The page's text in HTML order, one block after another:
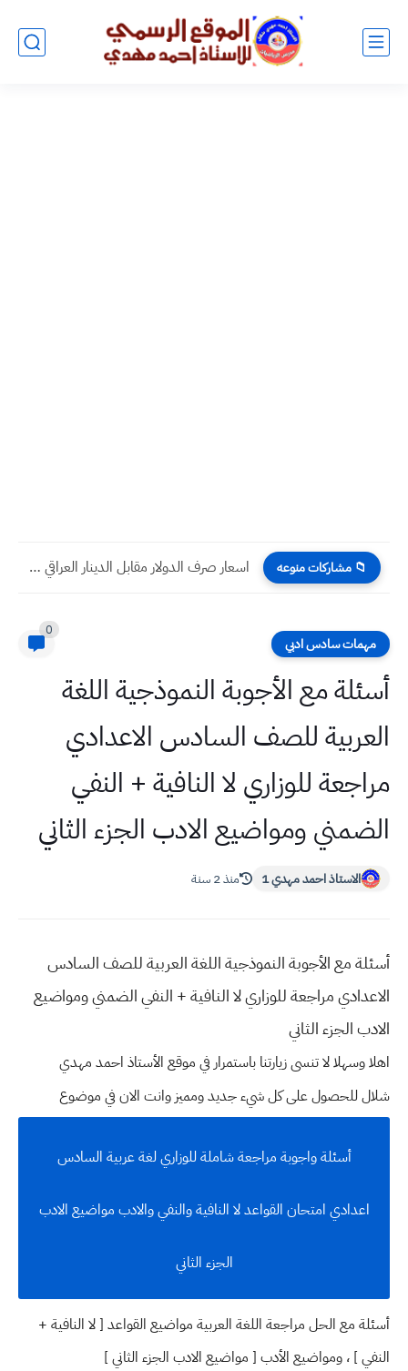
📁 مشاركات منوعه اسعار صرف الدولار مقابل الدينار العراقي اليوم الخميس 18...
مهمات سادس ادبي
0
أسئلة مع الأجوبة النموذجية اللغة
العربية للصف السادس الاعدادي
مراجعة للوزاري لا النافية + النفي
الضمني ومواضيع الادب الجزء الثاني
الاستاذ احمد مهدي 1 منذ 2 سنة
أسئلة مع الأجوبة النموذجية اللغة العربية للصف السادس
الاعدادي مراجعة للوزاري لا النافية + النفي الضمني ومواضيع
الادب الجزء الثاني
اهلا وسهلالا تنسى زيارتنا باستمرار في موقع الأستاذ احمد مهدي
شلال للحصول على كل شيء جديد ومميز وانت الان في موضوع
أسئلة واجوبة مراجعة شاملة للوزاري لغة عربية السادس
اعدادي امتحان القواعد لا النافية والنفي والادب مواضيع الادب
الجزء الثاني
أسئلة مع الحل مراجعة اللغة العربية مواضيع القواعد [ لا النافية +
النفي ] ، ومواضيع الأدب [ مواضيع الادب الجزء الثاني ]